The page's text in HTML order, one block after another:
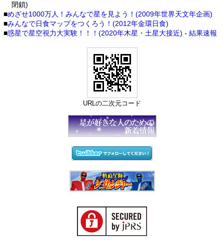
閉鎖)
■めざせ1000万人！みんなで星を見よう！(2009年世界天文年企画)
■みんなで日食マップをつくろう！(2012年金環日食)
■惑星で星空視力大実験！！！(2020年木星・土星大接近) - 結果速報
URLの二次元コード